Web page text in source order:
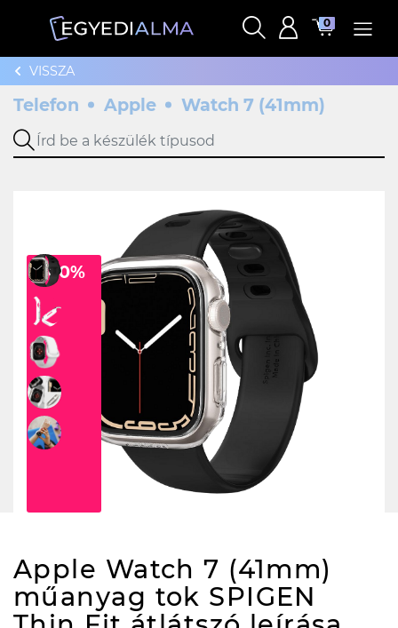
0
VISSZA
Telefon Apple Watch 7 (41mm)
-60%
Apple Watch 7 (41mm)
műanyag tok SPIGEN